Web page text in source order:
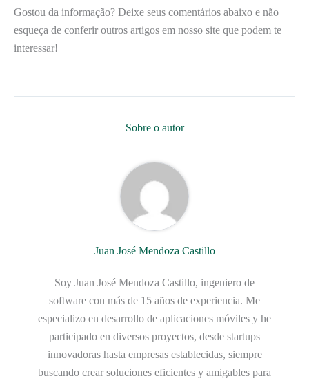
Gostou da informação? Deixe seus comentários abaixo e não
esqueça de conferir outros artigos em nosso site que podem te
interessar!
Sobre o autor
Juan José Mendoza Castillo
Soy Juan José Mendoza Castillo, ingeniero de
software con más de 15 años de experiencia. Me
especializo en desarrollo de aplicaciones móviles y he
participado en diversos proyectos, desde startups
innovadoras hasta empresas establecidas, siempre
buscando crear soluciones eficientes y amigables para